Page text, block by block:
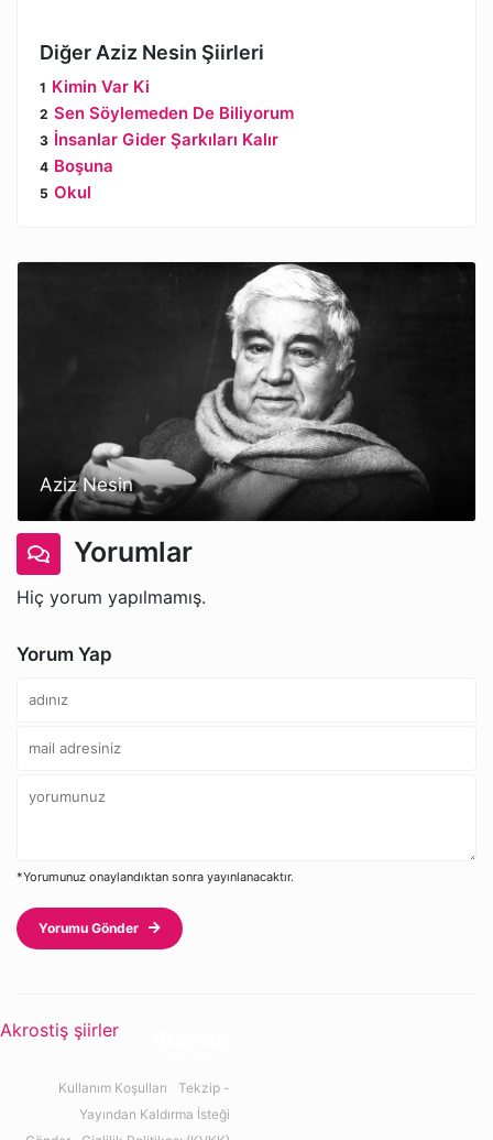
Diğer Aziz Nesin Şiirleri
Kimin Var Ki
Sen Söylemeden De Biliyorum
İnsanlar Gider Şarkıları Kalır
Boşuna
Okul
Aziz Nesin
Yorumlar
Hiç yorum yapılmamış.
Yorum Yap
*Yorumunuz onaylandıktan sonra yayınlanacaktır.
Yorumu Gönder
Akrostiş şiirler
Kullanım Koşulları
Tekzip -
Yayından Kaldırma İsteği